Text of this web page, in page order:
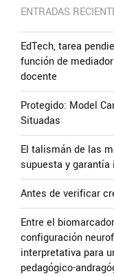
ENTRADAS
EdTech, tarea
función de
docente
Protegido: Model
Situadas
El talismán de las
supuesta y garantía
Antes de verificar
Entre el
configuración
interpretativa para
pedagógico-